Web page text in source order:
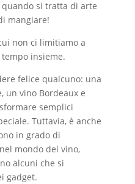
si tratta di arte
mangiare!
non ci limitiamo a
insieme.
felice qualcuno: una
un vino Bordeaux e
semplici
Tuttavia, è anche
in grado di
mondo del vino,
alcuni che si
gadget.